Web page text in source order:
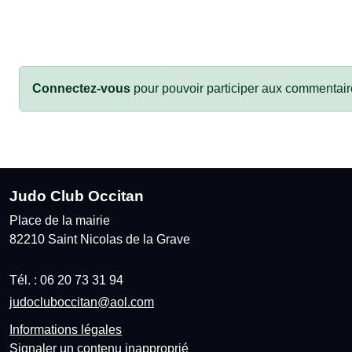
Connectez-vous pour pouvoir participer aux
Judo Club Occitan
Place de la mairie
82210 Saint Nicolas de la Grave
Tél. : 06 20 73 31 94
judocluboccitan@aol.com
Informations légales
Signaler un contenu inapproprié